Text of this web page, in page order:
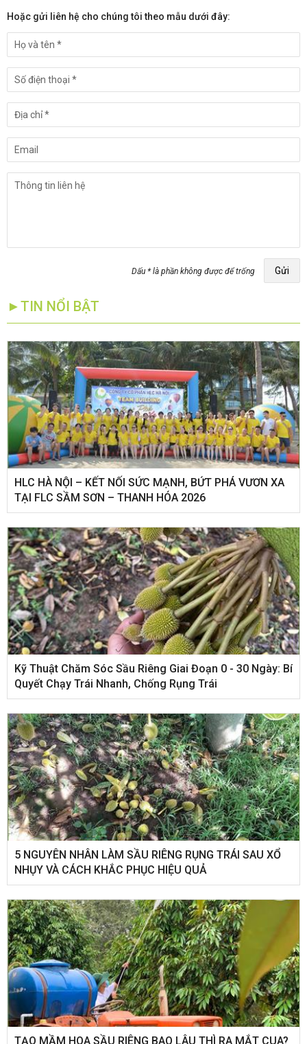
Hoặc gửi liên hệ cho chúng tôi theo mẫu dưới đây:
Dấu * là phần không được để trống Gửi
►TIN NỔI BẬT
HLC HÀ NỘI – KẾT NỐI SỨC MẠNH, BỨT PHÁ VƯƠN XA
TẠI FLC SẦM SƠN – THANH HÓA 2026
Kỹ Thuật Chăm Sóc Sầu Riêng Giai Đoạn 0 - 30 Ngày: Bí
Quyết Chạy Trái Nhanh, Chống Rụng Trái
5 NGUYÊN NHÂN LÀM SẦU RIÊNG RỤNG TRÁI SAU XỔ
NHỤY VÀ CÁCH KHẮC PHỤC HIỆU QUẢ
TẠO MẦM HOA SẦU RIÊNG BAO LÂU THÌ RA MẮT CUA?